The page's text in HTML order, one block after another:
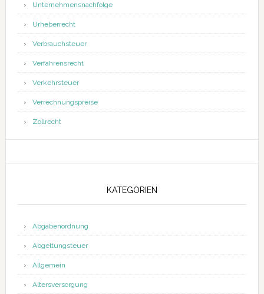
Unternehmensnachfolge
Urheberrecht
Verbrauchsteuer
Verfahrensrecht
Verkehrsteuer
Verrechnungspreise
Zollrecht
KATEGORIEN
Abgabenordnung
Abgeltungsteuer
Allgemein
Altersversorgung